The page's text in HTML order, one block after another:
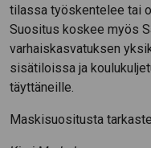
tilassa työskentelee tai
Suositus koskee myös
varhaiskasvatuksen
sisätiloissa ja
täyttäneille.
Maskisuositusta